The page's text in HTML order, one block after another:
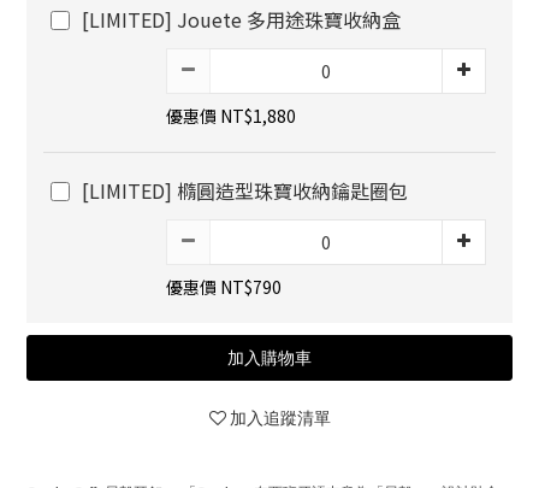
[LIMITED] Jouete 多用途珠寶收納盒
優惠價 NT$1,880
[LIMITED] 橢圓造型珠寶收納鑰匙圈包
優惠價 NT$790
加入購物車
加入追蹤清單